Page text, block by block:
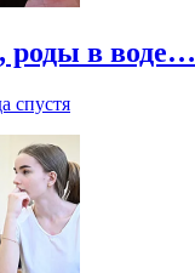
роды в
спустя